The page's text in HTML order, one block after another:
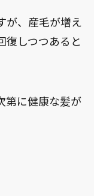
が、産毛が増え
復しつつあると
第に健康な髪が